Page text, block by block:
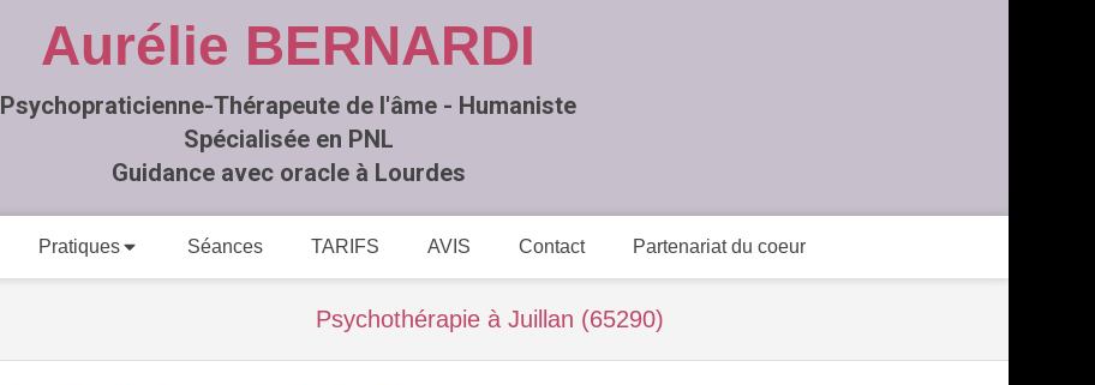
Aurélie BERNARDI
Psychopraticienne-Thérapeute de l'âme - Humaniste
Spécialisée en PNL
Guidance avec oracle à Lourdes
Pratiques Séances TARIFS AVIS Contact Partenariat du coeur
Psychothérapie à Juillan (65290)